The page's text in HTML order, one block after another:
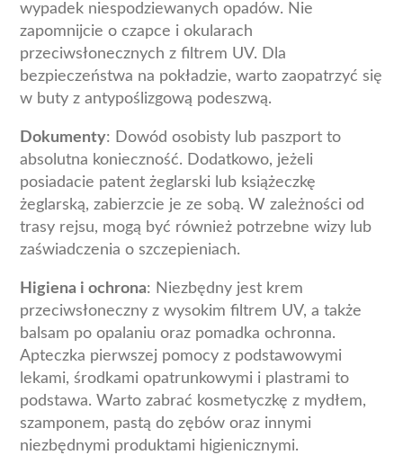
wypadek niespodziewanych opadów. Nie
zapomnijcie o czapce i okularach
przeciwsłonecznych z filtrem UV. Dla
bezpieczeństwa na pokładzie, warto zaopatrzyć się
w buty z antypoślizgową podeszwą.
Dokumenty: Dowód osobisty lub paszport to
absolutna konieczność. Dodatkowo, jeżeli
posiadacie patent żeglarski lub książeczkę
żeglarską, zabierzcie je ze sobą. W zależności od
trasy rejsu, mogą być również potrzebne wizy lub
zaświadczenia o szczepieniach.
Higiena i ochrona: Niezbędny jest krem
przeciwsłoneczny z wysokim filtrem UV, a także
balsam po opalaniu oraz pomadka ochronna.
Apteczka pierwszej pomocy z podstawowymi
lekami, środkami opatrunkowymi i plastrami to
podstawa. Warto zabrać kosmetyczkę z mydłem,
szamponem, pastą do zębów oraz innymi
niezbędnymi produktami higienicznymi.